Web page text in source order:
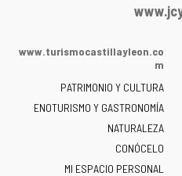
Portal
la
de
Castilla
y
León
-
www.turismocastillayleon.co
m
PATRIMONIO Y CULTURA
ENOTURISMO Y GASTRONOMÍA
NATURALEZA
CONÓCELO
MI ESPACIO PERSONAL